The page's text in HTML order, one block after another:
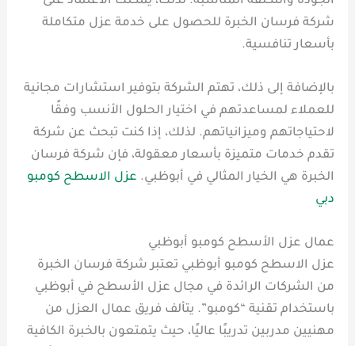
شركة فرسان الخبرة للحصول على خدمة عزل متكاملة
بأسعار تنافسية.
بالإضافة إلى ذلك، تهتم الشركة بتوفير استشارات مجانية
للعملاء لمساعدتهم في اختيار الحلول الأنسب وفقًا
لاحتياجاتهم وميزانياتهم. لذلك، إذا كنت تبحث عن شركة
تقدم خدمات متميزة بأسعار معقولة، فإن شركة فرسان
الخبرة هي الخيار المثالي في أبوظبي. عزل الاسطح كومبو
دبي
عمال عزل الأسطح كومبو أبوظبي
عزل الاسطح كومبو أبوظبي تعتبر شركة فرسان الخبرة
من الشركات الرائدة في مجال عزل الأسطح في أبوظبي
باستخدام تقنية “كومبو”. يتألف فريق عمال العزل من
مهنيين مدربين تدريبًا عاليًا، حيث يتمتعون بالخبرة الكافية